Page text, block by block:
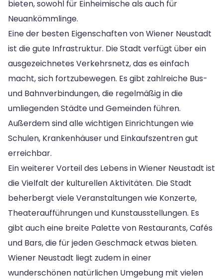
bieten, sowohl für Einheimische als auch für
Neuankömmlinge.
Eine der besten Eigenschaften von Wiener Neustadt
ist die gute Infrastruktur. Die Stadt verfügt über ein
ausgezeichnetes Verkehrsnetz, das es einfach
macht, sich fortzubewegen. Es gibt zahlreiche Bus-
und Bahnverbindungen, die regelmäßig in die
umliegenden Städte und Gemeinden führen.
Außerdem sind alle wichtigen Einrichtungen wie
Schulen, Krankenhäuser und Einkaufszentren gut
erreichbar.
Ein weiterer Vorteil des Lebens in Wiener Neustadt ist
die Vielfalt der kulturellen Aktivitäten. Die Stadt
beherbergt viele Veranstaltungen wie Konzerte,
Theateraufführungen und Kunstausstellungen. Es
gibt auch eine breite Palette von Restaurants, Cafés
und Bars, die für jeden Geschmack etwas bieten.
Wiener Neustadt liegt zudem in einer
wunderschönen natürlichen Umgebung mit vielen